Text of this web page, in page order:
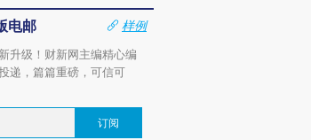
电邮
样例
升级！财新网主编精心编
递，篇篇重磅，可信可
订阅